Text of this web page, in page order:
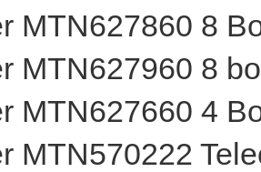
MTN627860 8
MTN627960 8
MTN627660 4
MTN570222